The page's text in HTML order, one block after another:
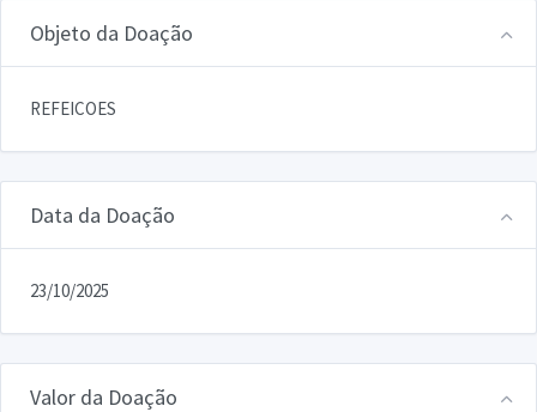
Objeto da Doação
REFEICOES
Data da Doação
23/10/2025
Valor da Doação